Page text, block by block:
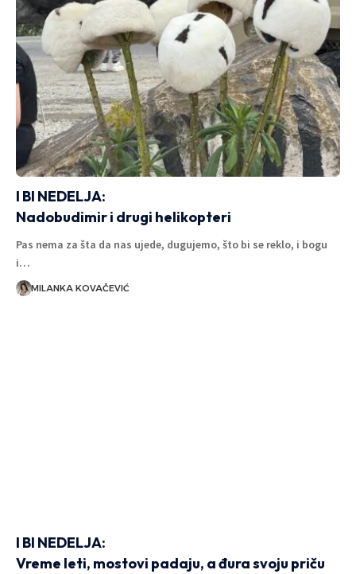
I BI NEDELJA:
Nadobudimir i drugi helikopteri
Pas nema za šta da nas ujede, dugujemo, što bi se reklo, i bogu
i…
MILANKA KOVAČEVIĆ
I BI NEDELJA:
Vreme leti, mostovi padaju, a đura svoju priču